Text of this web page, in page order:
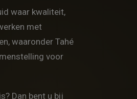
waar kwaliteit,
met
waaronder Tahé
voor
Dan bent u bij